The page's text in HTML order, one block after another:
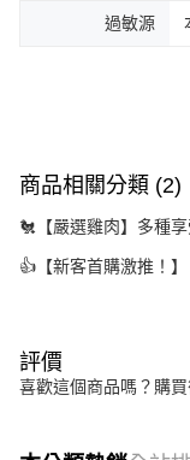
過敏源
商品相關分類 (2)
🐔【嚴選雞肉】多種享
👍【新客首購激推！】
評價
喜歡這個商品嗎？購